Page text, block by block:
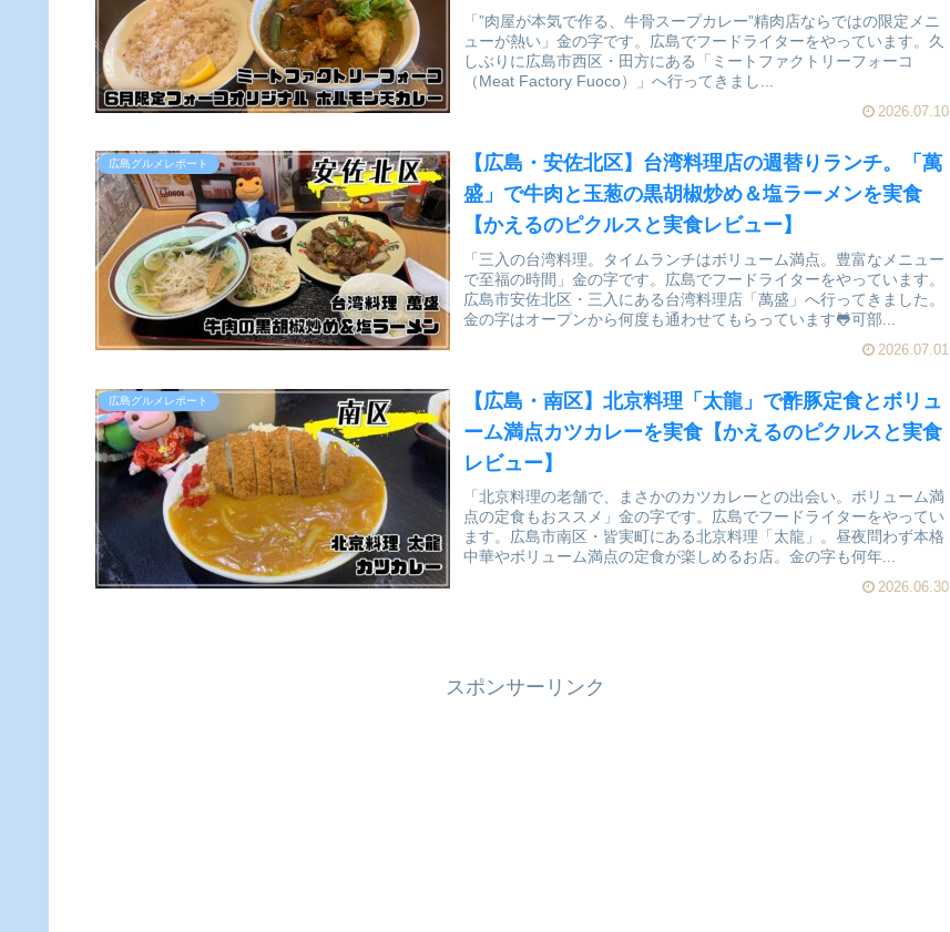
「”肉屋が本気で作る、牛骨スープカレー”精肉店ならではの限定メニ
ューが熱い」金の字です。広島でフードライターをやっています。久
しぶりに広島市西区・田方にある「ミートファクトリーフォーコ
（Meat Factory Fuoco）」へ行ってきまし...
2026.07.10
広島グルメレポート
【広島・安佐北区】台湾料理店の週替りランチ。「萬
盛」で牛肉と玉葱の黒胡椒炒め＆塩ラーメンを実食
【かえるのピクルスと実食レビュー】
「三入の台湾料理。タイムランチはボリューム満点。豊富なメニュー
で至福の時間」金の字です。広島でフードライターをやっています。
広島市安佐北区・三入にある台湾料理店「萬盛」へ行ってきました。
金の字はオープンから何度も通わせてもらっています🐸可部...
2026.07.01
広島グルメレポート
【広島・南区】北京料理「太龍」で酢豚定食とボリュ
ーム満点カツカレーを実食【かえるのピクルスと実食
レビュー】
「北京料理の老舗で、まさかのカツカレーとの出会い。ボリューム満
点の定食もおススメ」金の字です。広島でフードライターをやってい
ます。広島市南区・皆実町にある北京料理「太龍」。昼夜問わず本格
中華やボリューム満点の定食が楽しめるお店。金の字も何年...
2026.06.30
スポンサーリンク